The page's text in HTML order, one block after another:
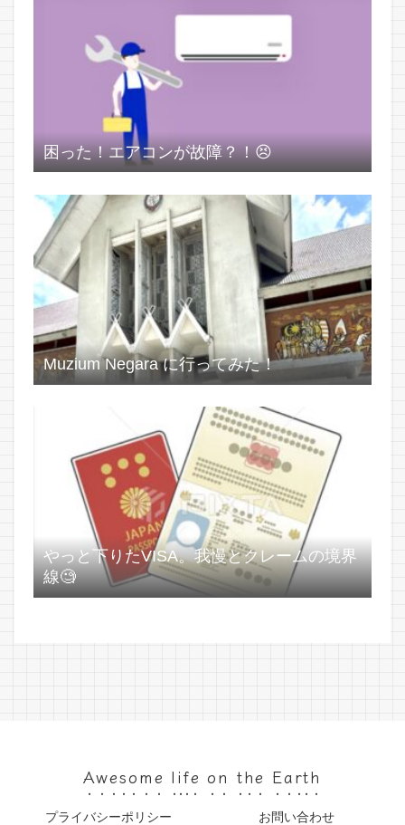
困った！エアコンが故障？！😣
Muzium Negara に行ってみた！
やっと下りたVISA。我慢とクレームの境界
線🧐
Awesome life on the Earth
プライバシーポリシー お問い合わせ